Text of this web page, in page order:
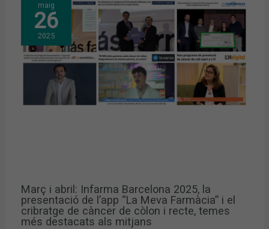
maig
26
2025
Març i abril: Infarma Barcelona 2025, la
presentació de l’app “La Meva Farmàcia” i el
cribratge de càncer de còlon i recte, temes
més destacats als mitjans